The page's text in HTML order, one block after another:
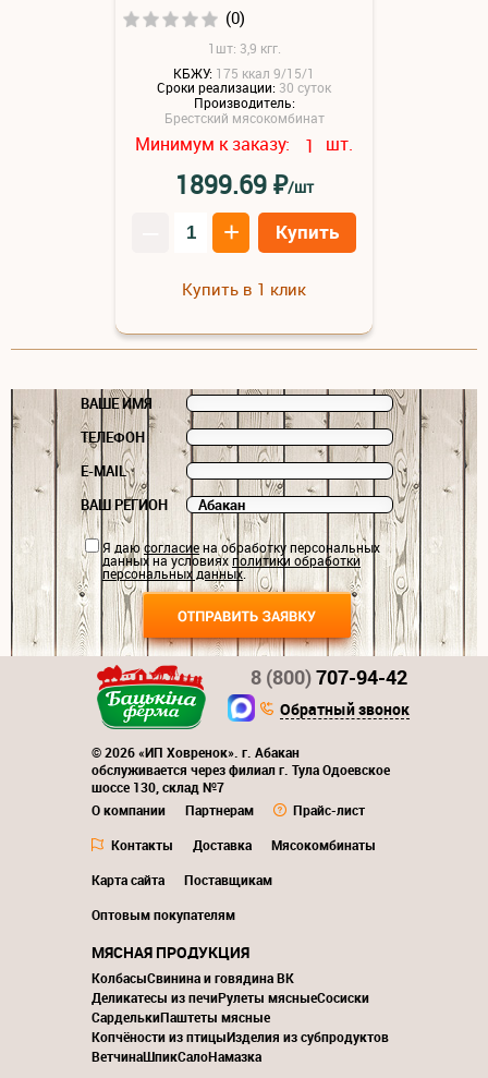
(0)
1шт: 3,9 кгг.
КБЖУ: 175 ккал 9/15/1
Сроки реализации: 30 суток
Производитель:
Брестский мясокомбинат
Минимум к заказу: 1 шт.
1899.69₽/шт
+ Купить
Купить в 1 клик
ВАШЕ ИМЯ
ТЕЛЕФОН
E-MAIL
ВАШ РЕГИОН
Я даюсогласиена обработку персональных
данных на условияхполитики обработки
персональных данных.
© 2026 «ИП Ховренок». г. Абакан
обслуживается через филиал г. Тула Одоевское
шоссе 130, склад №7
О компании
Партнерам
Прайс-лист
Контакты
Доставка
Мясокомбинаты
Карта сайта
Поставщикам
Оптовым покупателям
8 (800)707-94-42
Обратный звонок
МЯСНАЯ ПРОДУКЦИЯ
КолбасыСвинина и говядина ВК
Деликатесы из печиРулеты мясныеСосиски
СарделькиПаштеты мясные
Копчёности из птицыИзделия из субпродуктов
ВетчинаШпикСалоНамазка